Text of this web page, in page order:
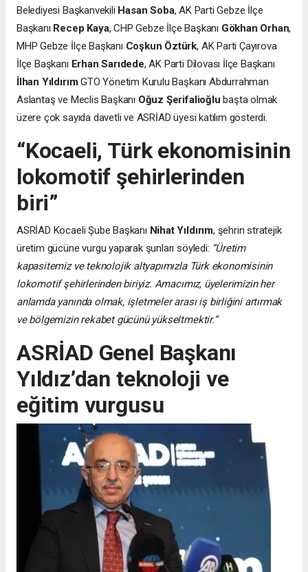
Belediyesi Başkanvekili Hasan Soba, AK Parti Gebze İlçe
Başkanı Recep Kaya, CHP Gebze İlçe Başkanı Gökhan Orhan,
MHP Gebze İlçe Başkanı Coşkun Öztürk, AK Parti Çayırova
İlçe Başkanı Erhan Sarıdede, AK Parti Dilovası İlçe Başkanı
İlhan YıldırımGTO Yönetim Kurulu Başkanı Abdurrahman
Aslantaş ve Meclis Başkanı Oğuz Şerifalioğlu başta olmak
üzere çok sayıda davetli ve ASRİAD üyesi katılım gösterdi.
“Kocaeli, Türk ekonomisinin
lokomotif şehirlerinden
biri”
ASRİAD Kocaeli Şube Başkanı Nihat Yıldırım, şehrin stratejik
üretim gücüne vurgu yaparak şunları söyledi: “Üretim
kapasitemiz ve teknolojik altyapımızla Türk ekonomisinin
lokomotif şehirlerinden biriyiz. Amacımız, üyelerimizin her
anlamda yanında olmak, işletmeler arası iş birliğini artırmak
ve bölgemizin rekabet gücünü yükseltmektir.”
ASRİAD Genel Başkanı
Yıldız’dan teknoloji ve
eğitim vurgusu